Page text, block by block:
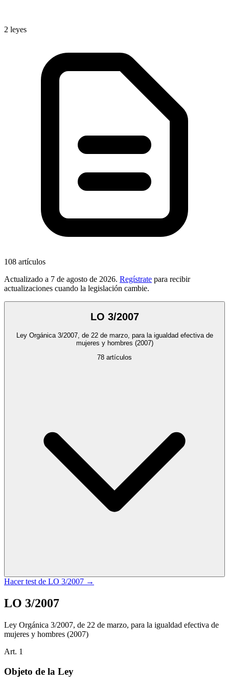
2 leyes
108 artículos
Actualizado a 7 de agosto de 2026. Regístrate para recibir
actualizaciones cuando la legislación cambie.
LO 3/2007
Ley Orgánica 3/2007, de 22 de marzo, para la igualdad efectiva de
mujeres y hombres (2007)
78 artículos
Hacer test de LO 3/2007 →
LO 3/2007
Ley Orgánica 3/2007, de 22 de marzo, para la igualdad efectiva de
mujeres y hombres (2007)
Art. 1
Objeto de la Ley